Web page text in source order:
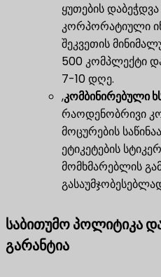
ყუთების
კორპორატიული
შეკვეთის
500 კომპლექტი
7-10 დღე.
,კომბინირებული
რაოდენობრივი
მოცურების
ეტიკეტების
მომხმარებლის
საბითუმო პოლიტიკა
გარანტია